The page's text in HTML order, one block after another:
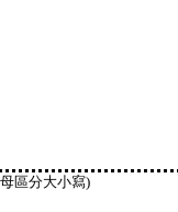
區分大小寫)